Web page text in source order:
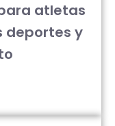
atletas
deportes y